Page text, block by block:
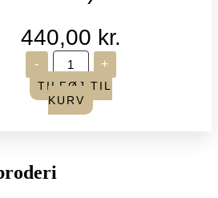
440,00 kr.
-
Life
in
Seasons
-
Summer/Autumn
+
TILFØJ TIL
KURV